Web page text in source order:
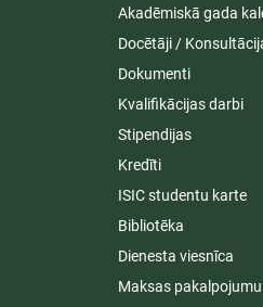
Akadēmiskā gada
Docētāji /
Dokumenti
Kvalifikācijas darbi
Stipendijas
Kredīti
ISIC studentu karte
Bibliotēka
Dienesta viesnīca
Maksas